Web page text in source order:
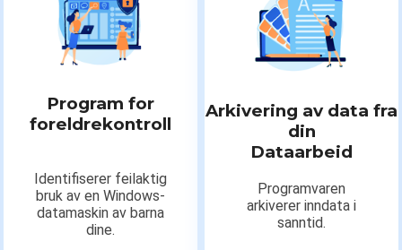
Program for
foreldrekontroll
Identifiserer feilaktig
bruk av en Windows-
datamaskin av barna
dine.
Arkivering av data fra
din
Dataarbeid
Programvaren
arkiverer inndata i
sanntid.